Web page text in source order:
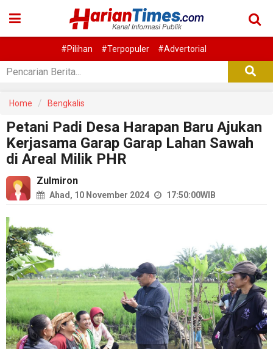
#Pilihan #Terpopuler #Advertorial
Home Bengkalis
Petani Padi Desa Harapan Baru Ajukan
Kerjasama Garap Garap Lahan Sawah
di Areal Milik PHR
Zulmiron
Ahad, 10 November 2024 17:50:00WIB